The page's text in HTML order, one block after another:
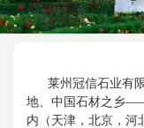
莱州冠信石业有限
地、中国石材之乡
内（天津，北京，河